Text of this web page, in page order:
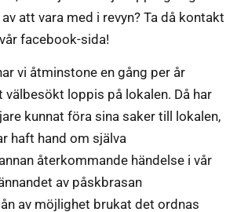
att vara med i revyn? Ta då kontakt
facebook-sida!
vi åtminstone en gång per år
loppis på lokalen. Då har
kunnat föra sina saker till lokalen,
haft hand om själva
återkommande händelse i vår
av påskbrasan
av möjlighet brukat det ordnas